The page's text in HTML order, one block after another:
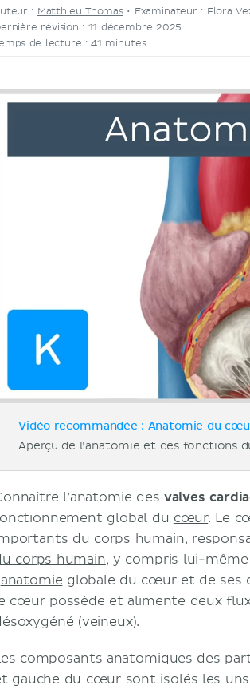
: Matthieu Thomas• Examinateur : Flora
révision : 11 décembre 2025
de lecture : 41 minutes
Vidéo recommandée : Anatomie du
Aperçu de l’anatomie et des fonctions
l’anatomie des valves
global du cœur. Le
du corps humain,
corps humain, y compris lui-
anatomie globale du cœur et de ses
cœur possède et alimente deux
(veineux).
composants anatomiques des
gauche du cœur sont isolés les